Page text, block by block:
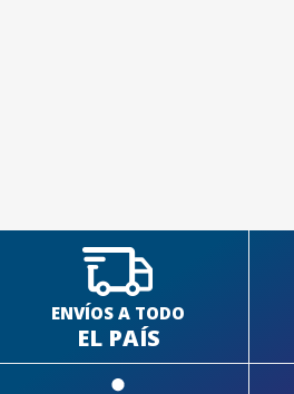
ENVÍOS A TODO
EL PAÍS